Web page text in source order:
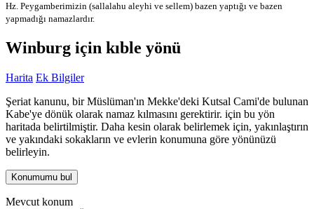
Hz. Peygamberimizin (sallalahu aleyhi ve sellem) bazen yaptığı ve bazen
yapmadığı namazlardır.
Winburg için kıble yönü
Harita Ek Bilgiler
Şeriat kanunu, bir Müslüman'ın Mekke'deki Kutsal Cami'de bulunan
Kabe'ye dönük olarak namaz kılmasını gerektirir. için bu yön
haritada belirtilmiştir. Daha kesin olarak belirlemek için, yakınlaştırın
ve yakındaki sokakların ve evlerin konumuna göre yönünüzü
belirleyin.
Konumumu bul
Mevcut konum